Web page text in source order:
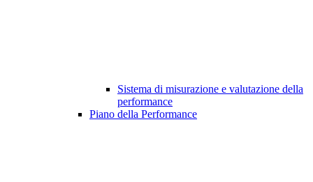
Sistema di misurazione e valutazione della
performance
Piano della Performance